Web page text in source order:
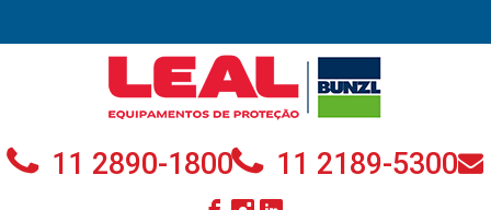
11 2890-1800 11 2189-5300